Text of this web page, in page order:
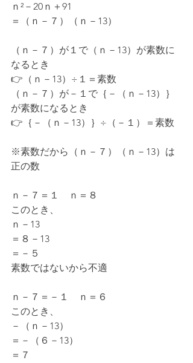
ｎ²－20ｎ＋91
＝（ｎ－７）（ｎ－13）
（ｎ－７）が１で（ｎ－13）が素数に
なるとき
👉（ｎ－13）÷１＝素数
（ｎ－７）が－１で｛－（ｎ－13）｝
が素数になるとき
👉｛－（ｎ－13）｝÷（－１）＝素数
※素数だから（ｎ－７）（ｎ－13）は
正の数
ｎ－７＝１　ｎ＝８
このとき、
ｎ－13
＝８－13
＝－５
素数ではないから不適
ｎ－７＝－１　ｎ＝６
このとき、
－（ｎ－13）
＝－（６－13）
＝７